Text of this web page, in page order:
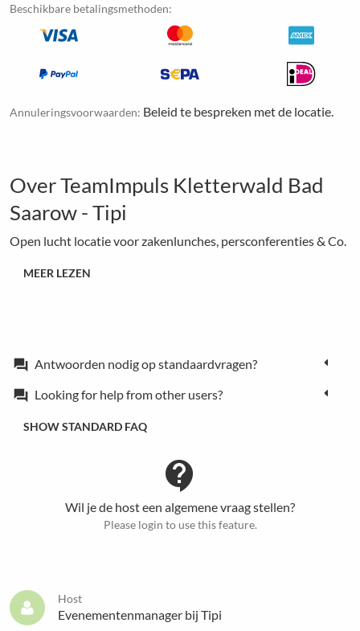
Beschikbare betalingsmethoden:
Annuleringsvoorwaarden: Beleid te bespreken met de locatie.
Over TeamImpuls Kletterwald Bad
Saarow - Tipi
Open lucht locatie voor zakenlunches, persconferenties & Co.
MEER LEZEN
forum Antwoorden nodig op standaardvragen?
forum Looking for help from other users?
SHOW STANDARD FAQ
contact_support
Wil je de host een algemene vraag stellen?
Please login to use this feature.
Host
Evenementenmanager bij Tipi